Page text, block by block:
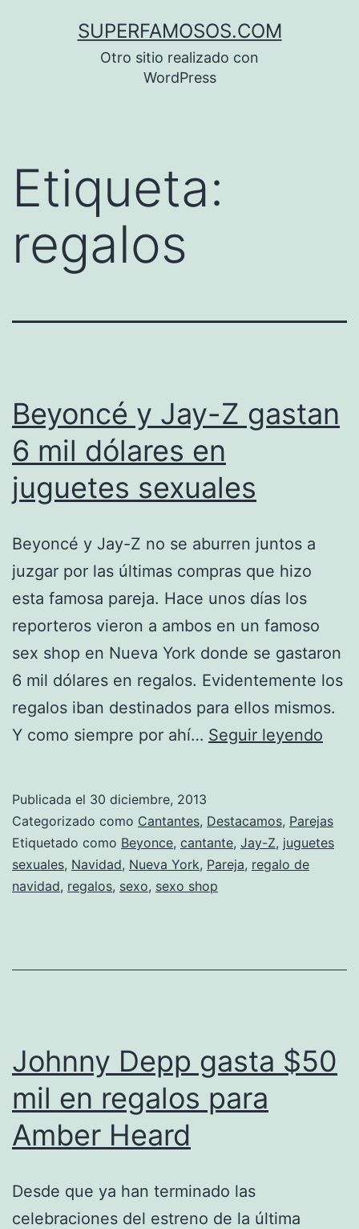
SUPERFAMOSOS.COM
Otro sitio realizado con
WordPress
Etiqueta:
regalos
Beyoncé y Jay-Z gastan
6 mil dólares en
juguetes sexuales
Beyoncé y Jay-Z no se aburren juntos a
juzgar por las últimas compras que hizo
esta famosa pareja. Hace unos días los
reporteros vieron a ambos en un famoso
sex shop en Nueva York donde se gastaron
6 mil dólares en regalos. Evidentemente los
regalos iban destinados para ellos mismos.
Y como siempre por ahí… Seguir leyendo
Z
Publicada el 30 diciembre, 2013
Categorizado como Cantantes, Destacamos, Parejas
Etiquetado como Beyonce, cantante, Jay-Z, juguetes
sexuales, Navidad, Nueva York, Pareja, regalo de
navidad, regalos, sexo, sexo shop
Johnny Depp gasta $50
mil en regalos para
Amber Heard
Desde que ya han terminado las
celebraciones del estreno de la última